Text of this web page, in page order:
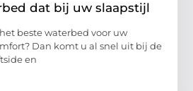
dat bij uw slaapstijl
beste waterbed voor uw
Dan komt u al snel uit bij de
en